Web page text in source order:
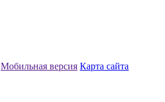
Мобильная версия Карта сайта